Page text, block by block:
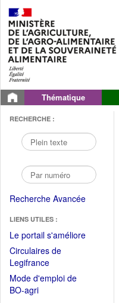
Thématique
RECHERCHE :
Recherche Avancée
LIENS UTILES :
Le portail s'améliore(Fichier
Circulaires de
Legifrance(Ouvrir
dans
une
Mode d'emploi de
BO-agri(Ouvrir